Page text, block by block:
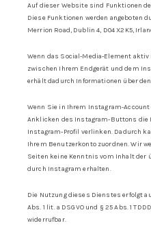
Auf dieser Website sind Funktionen
Diese Funktionen werden angeboten
Merrion Road, Dublin 4, D04 X2K5,
Wenn das Social-Media-Element
zwischen Ihrem Endgerät und dem
erhält dadurch Informationen über
Wenn Sie in Ihrem Instagram-
Anklicken des Instagram-Buttons
Instagram-Profil verlinken. Dadurch
Ihrem Benutzerkonto zuordnen. Wir
Seiten keine Kenntnis vom Inhalt der
durch Instagram erhalten.
Die Nutzung dieses Dienstes erfolgt
Abs. 1 lit. a DSGVO und § 25 Abs. 1
widerrufbar.